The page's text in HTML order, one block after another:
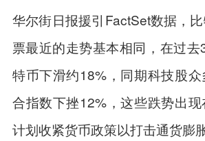
华尔街日报援引FactSet数据，
票最近的走势基本相同，在过
特币下滑约18%，同期科技股
合指数下挫12%，这些跌势出
计划收紧货币政策以打击通货膨胀